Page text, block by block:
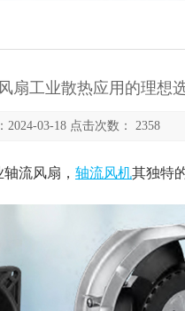
扇工业散热应用的理想
2024-03-18 点击次数： 2358
流风扇， 轴流风机其独特